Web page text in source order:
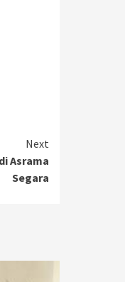
Next
Asrama
Segara